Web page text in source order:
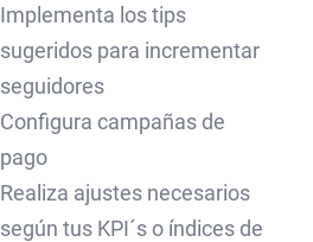
Implementa los tips
sugeridos para incrementar
seguidores
Configura campañas de
pago
Realiza ajustes necesarios
según tus KPI´s o índices de